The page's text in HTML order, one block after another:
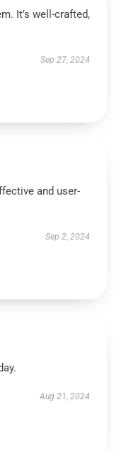
It’s well-crafted,
Sep 27, 2024
and user-
Sep 2, 2024
Aug 21, 2024